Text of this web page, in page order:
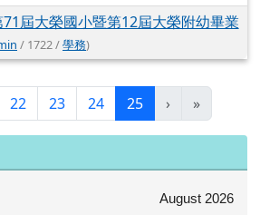
71屆大榮國小暨第12屆大榮附幼畢業
/ 1722 /學務)
22 23 24 25(目前頁次)
› »
August 2026